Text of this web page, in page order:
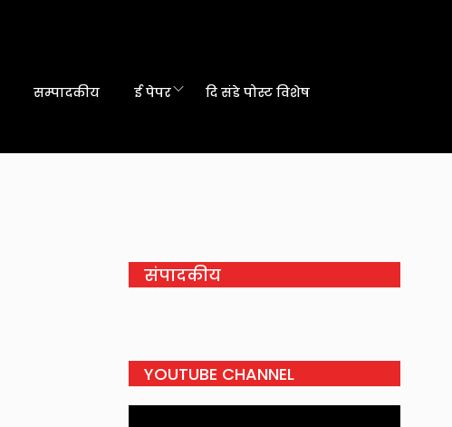
सम्पादकीय ई पेपर दि संडे पोस्ट विशेष
संपादकीय
YOUTUBE CHANNEL